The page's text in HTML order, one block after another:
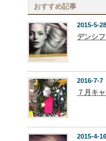
おすすめ記事
2015-5-28
デンシ
2016-7-7
７月キ
2015-4-16